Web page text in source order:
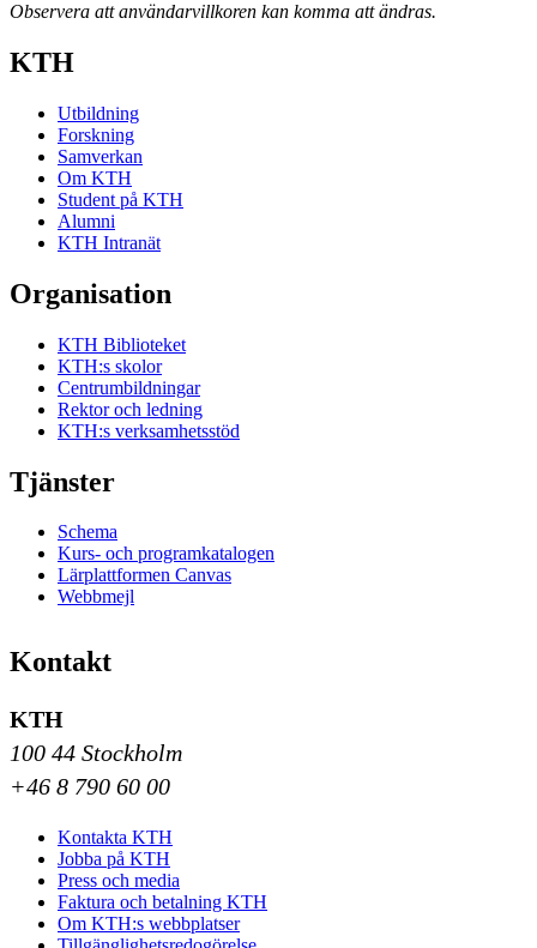
Observera att användarvillkoren kan komma att ändras.
KTH
Utbildning
Forskning
Samverkan
Om KTH
Student på KTH
Alumni
KTH Intranät
Organisation
KTH Biblioteket
KTH:s skolor
Centrumbildningar
Rektor och ledning
KTH:s verksamhetsstöd
Tjänster
Schema
Kurs- och programkatalogen
Lärplattformen Canvas
Webbmejl
Kontakt
KTH
100 44 Stockholm
+46 8 790 60 00
Kontakta KTH
Jobba på KTH
Press och media
Faktura och betalning KTH
Om KTH:s webbplatser